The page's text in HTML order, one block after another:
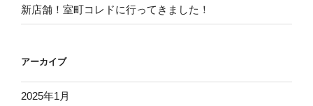
新店舗！室町コレドに行ってきました！
アーカイブ
2025年1月